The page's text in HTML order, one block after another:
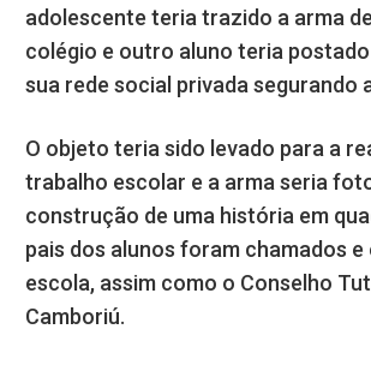
adolescente teria trazido a arma de
colégio e outro aluno teria
sua rede social privada segurando
O objeto teria sido levado para a
trabalho escolar e a arma seria
construção de uma história em
pais dos alunos foram chamados e
escola, assim como o Conselho
Camboriú.